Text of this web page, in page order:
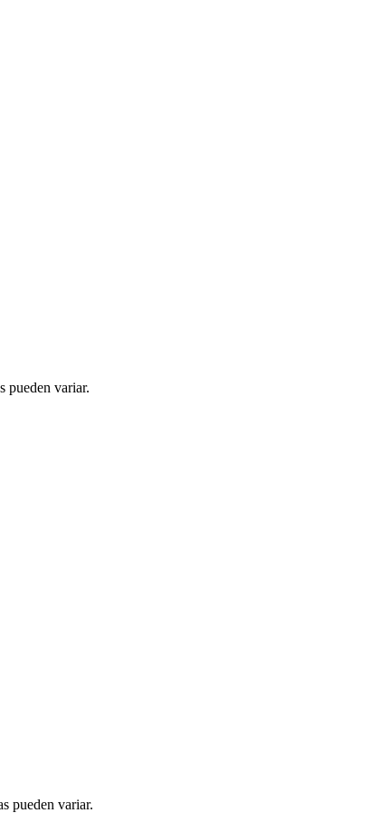
pueden variar.
pueden variar.